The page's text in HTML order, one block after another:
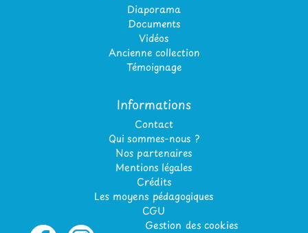
Diaporama
Documents
Vidéos
Ancienne collection
Témoignage
Informations
Contact
Qui sommes-nous ?
Nos partenaires
Mentions légales
Crédits
Les moyens pédagogiques
CGU
Gestion des cookies